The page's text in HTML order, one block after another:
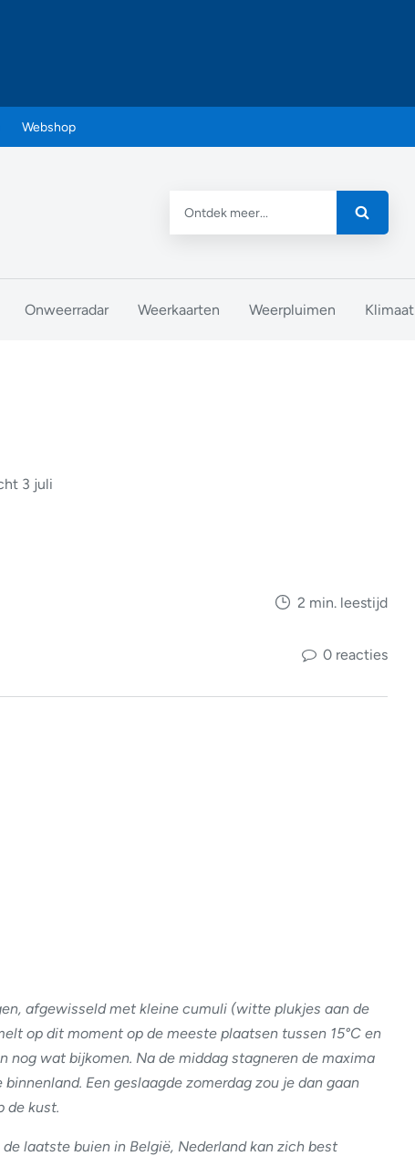
Webshop
Onweerradar Weerkaarten Weerpluimen Klimaat
3 juli
2 min. leestijd
0 reacties
afgewisseld met kleine cumuli (witte plukjes aan de
op dit moment op de meeste plaatsen tussen 15°C en
nog wat bijkomen. Na de middag stagneren de maxima
Een geslaagde zomerdag zou je dan gaan
de kust.
laatste buien in België, Nederland kan zich best